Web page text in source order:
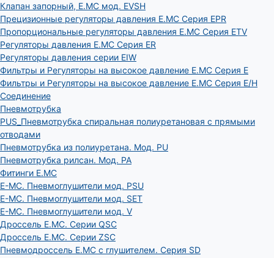
Клапан запорный, E.MC мод. EVSH
Прецизионные регуляторы давления E.MC Серия EPR
Пропорциональные регуляторы давления E.MC Серия ETV
Регуляторы давления E.MC Серия ER
Регуляторы давления серии EIW
Фильтры и Регуляторы на высокое давление E.MC Серия E
Фильтры и Регуляторы на высокое давление E.MC Серия E/H
Соединение
Пневмотрубка
PUS_Пневмотрубка спиральная полиуретановая с прямыми
отводами
Пневмотрубка из полиуретана. Мод. РU
Пневмотрубка рилсан. Мод. PA
Фитинги E.MC
E-MC. Пневмоглушители мод. PSU
E-MC. Пневмоглушители мод. SET
E-MC. Пневмоглушители мод. V
Дроссель E.MC. Серии QSC
Дроссель E.MC. Серии ZSC
Пневмодроссель E.MC с глушителем. Серия SD